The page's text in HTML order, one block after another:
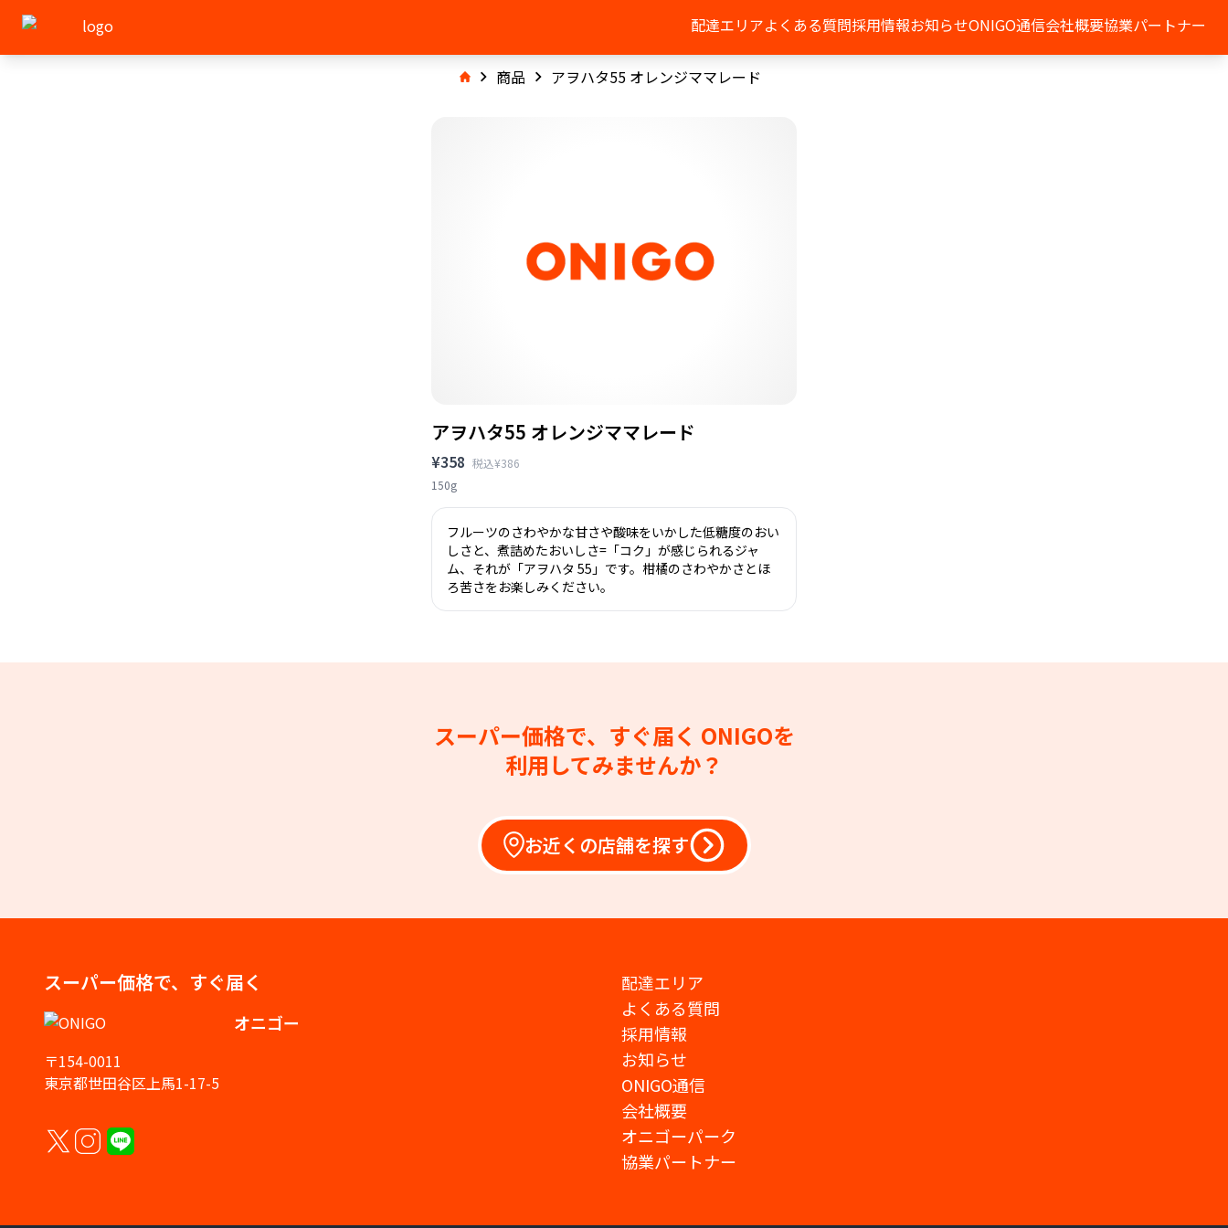
配達エリアよくある質問採用情報お知らせONIGO通信会社概要協業パートナー
商品 アヲハタ55 オレンジママレード
アヲハタ55 オレンジママレード
¥358 税込¥386
150g
フルーツのさわやかな甘さや酸味をいかした低糖度のおい
しさと、煮詰めたおいしさ=「コク」が感じられるジャ
ム、それが「アヲハタ 55」です。柑橘のさわやかさとほ
ろ苦さをお楽しみください。
スーパー価格で、すぐ届く ONIGOを
利用してみませんか？
お近くの店舗を探す
スーパー価格で、すぐ届く
オニゴー
〒154-0011
東京都世田谷区上馬1-17-5
配達エリア
よくある質問
採用情報
お知らせ
ONIGO通信
会社概要
オニゴーパーク
協業パートナー